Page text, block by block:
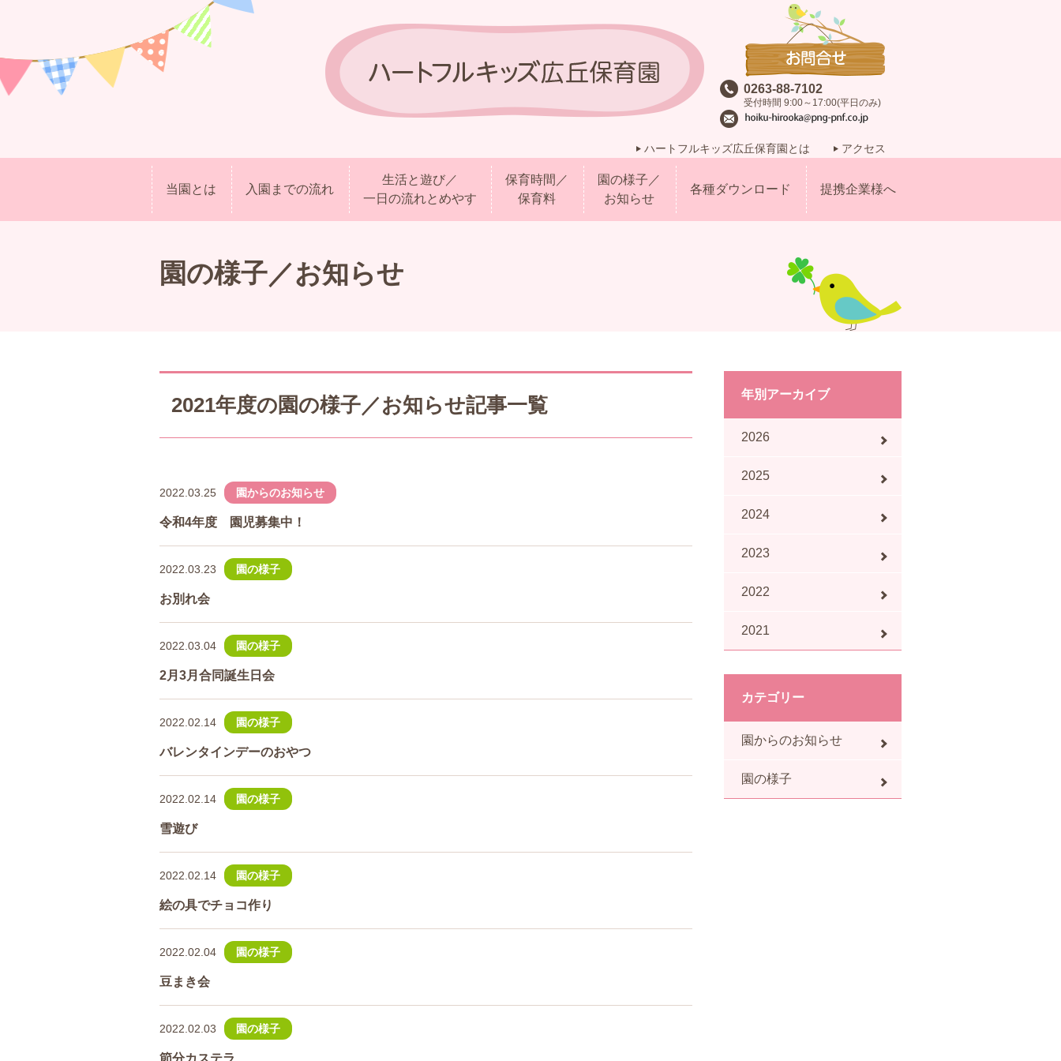
0263-88-7102
受付時間 9:00～17:00(平日のみ)
ハートフルキッズ広丘保育園とは アクセス
当園とは 入園までの流れ
生活と遊び／
一日の流れとめやす
保育時間／
保育料
園の様子／
お知らせ
各種ダウンロード 提携企業様へ
園の様子／お知らせ
2021年度の園の様子／お知らせ記事一覧
2022.03.25 園からのお知らせ
令和4年度 園児募集中！
2022.03.23 園の様子
お別れ会
2022.03.04 園の様子
2月3月合同誕生日会
2022.02.14 園の様子
バレンタインデーのおやつ
2022.02.14 園の様子
雪遊び
2022.02.14 園の様子
絵の具でチョコ作り
2022.02.04 園の様子
豆まき会
2022.02.03 園の様子
節分カステラ
年別アーカイブ
2026
2025
2024
2023
2022
2021
カテゴリー
園からのお知らせ
園の様子